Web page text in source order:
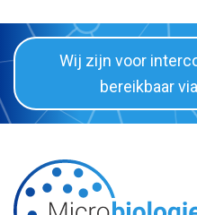
Klachtenprocedure
Rapportage van
Logistiek en
Wij zijn voor
bereikbaar